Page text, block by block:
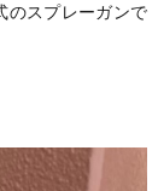
のスプレーガンで